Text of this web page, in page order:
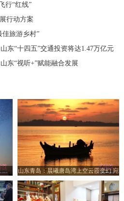
行“红线”
行动方案
佳旅游乡村”
东“十四五”交通投资将达1.47万亿元
东“视听+”赋能融合发展
山东青岛：晨曦唐岛湾上空云霞变幻 宛
如油画